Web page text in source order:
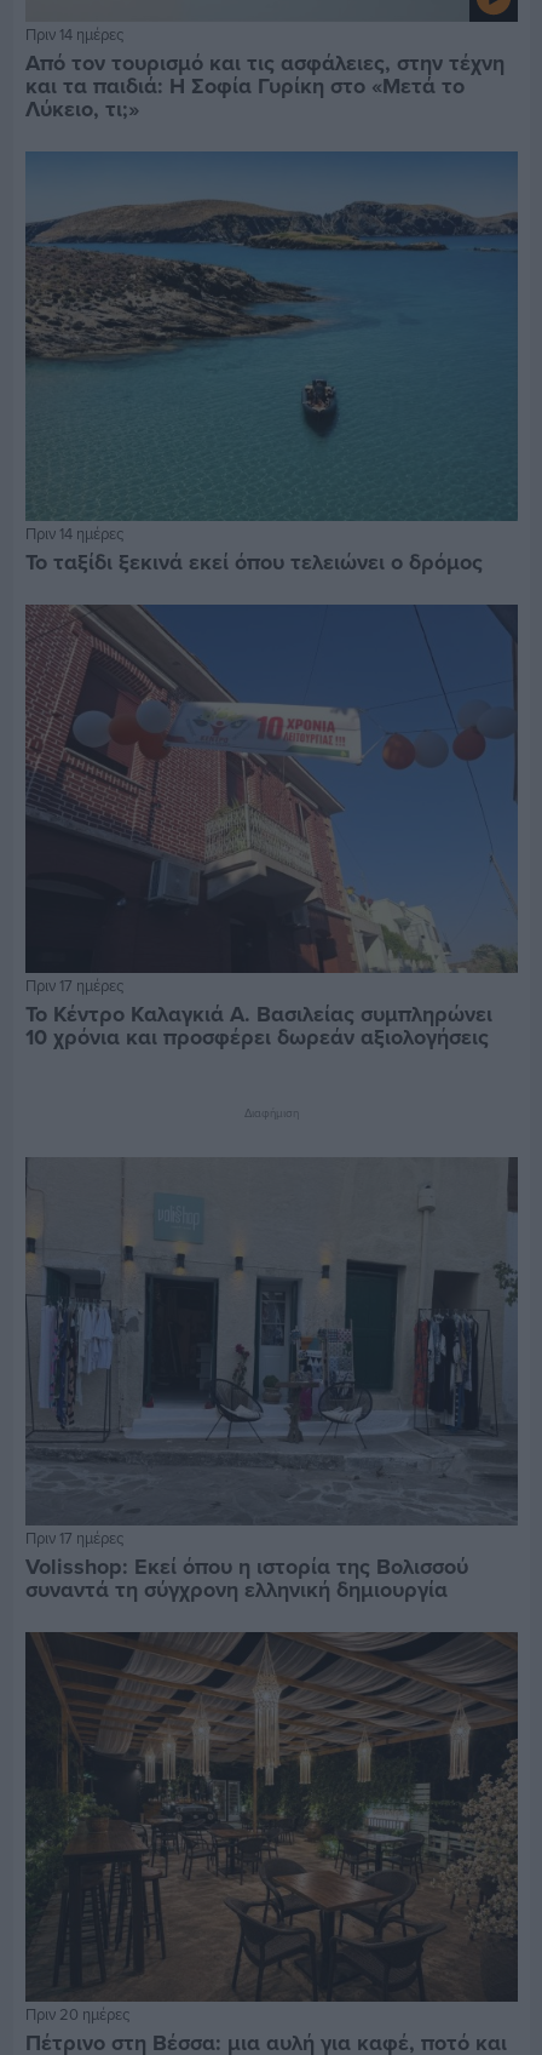
Πριν 14 ημέρες
Από τον τουρισμό και τις ασφάλειες, στην τέχνη
και τα παιδιά: Η Σοφία Γυρίκη στο «Μετά το
Λύκειο, τι;»
Πριν 14 ημέρες
Το ταξίδι ξεκινά εκεί όπου τελειώνει ο δρόμος
Πριν 17 ημέρες
Το Κέντρο Καλαγκιά Α. Βασιλείας συμπληρώνει
10 χρόνια και προσφέρει δωρεάν αξιολογήσεις
Διαφήμιση
Πριν 17 ημέρες
Volisshop: Εκεί όπου η ιστορία της Βολισσού
συναντά τη σύγχρονη ελληνική δημιουργία
Πριν 20 ημέρες
Πέτρινο στη Βέσσα: μια αυλή για καφέ, ποτό και